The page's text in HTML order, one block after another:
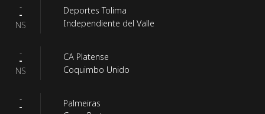
-
-
NS
Deportes Tolima
Independiente del Valle
-
-
NS
CA Platense
Coquimbo Unido
-
-
Palmeiras